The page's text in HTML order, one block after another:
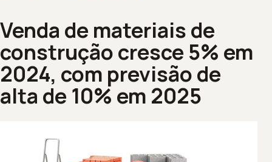
Venda de materiais de
construção cresce 5% em
2024, com previsão de
alta de 10% em 2025